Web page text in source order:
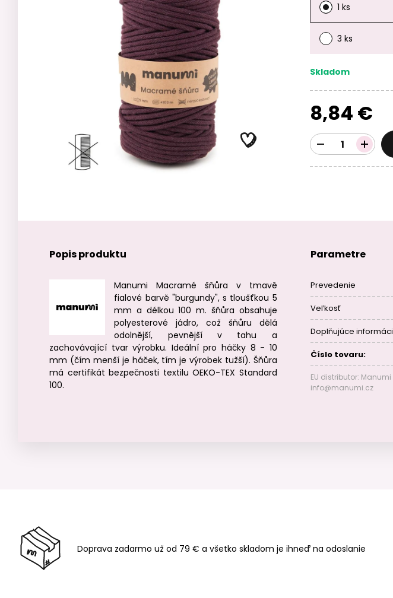
1 ks
3 ks
Skladom
8,84 €
Popis produktu
Manumi Macramé šňůra v tmavě
fialové barvě "burgundy", s tloušťkou 5
mm a délkou 100 m. šňůra obsahuje
polyesterové jádro, což šňůru dělá
odolnější, pevnější v tahu a
zachovávající tvar výrobku. Ideální pro háčky 8 - 10
mm (čím menší je háček, tím je výrobek tužší). Šňůra
má certifikát bezpečnosti textilu OEKO-TEX Standard
100.
Parametre
Prevedenie
Veľkosť
Doplňujúce
Číslo tovaru:
EU distributor:
info@manumi.cz
Doprava zadarmo už od 79 € a všetko skladom je ihneď na odoslanie